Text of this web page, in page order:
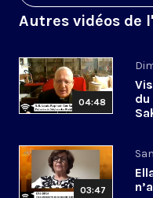
Autres vidéos de
04:48
du
03:47